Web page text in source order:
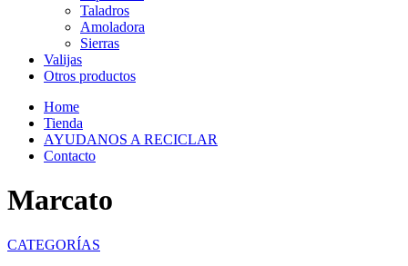
Taladros
Amoladora
Sierras
Valijas
Otros productos
Home
Tienda
AYUDANOS A RECICLAR
Contacto
Marcato
CATEGORÍAS